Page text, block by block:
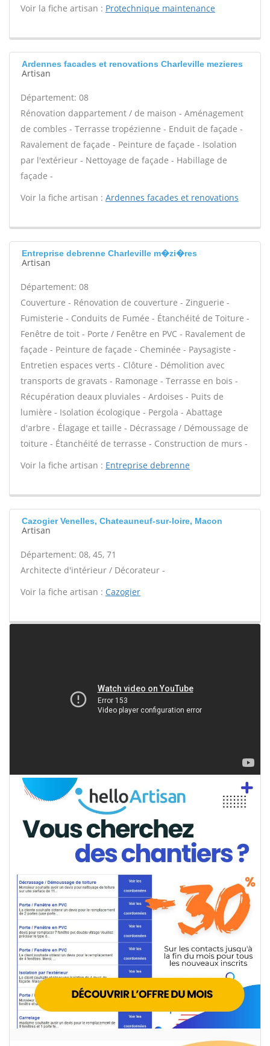
Voir la fiche artisan : Protechnique maintenance
Ardennes facades et renovations Charleville mezieres
Artisan
Département: 08
Rénovation dappartement / de maison - Aménagement
de combles - Terrasse tropézienne - Enduit de façade -
Ravalement de façade - Peinture de façade - Isolation
par l'extérieur - Nettoyage de façade - Habillage de
façade -
Voir la fiche artisan : Ardennes facades et renovations
Entreprise debrenne Charleville m�zi�res
Artisan
Département: 08
Couverture - Rénovation de couverture - Zinguerie -
Fumisterie - Conduits de Fumée - Étanchéité de Toiture -
Fenêtre de toit - Porte / Fenêtre en PVC - Ravalement de
façade - Peinture de façade - Cheminée - Paysagiste -
Entretien espaces verts - Clôture - Démolition avec
transports de gravats - Ramonage - Terrasse en bois -
Récupération deaux pluviales - Ardoises - Puits de
lumière - Isolation écologique - Pergola - Abattage
d'arbre - Élagage et taille - Décrassage / Démoussage de
toiture - Étanchéité de terrasse - Construction de murs -
Voir la fiche artisan : Entreprise debrenne
Cazogier Venelles, Chateauneuf-sur-loire, Macon
Artisan
Département: 08, 45, 71
Architecte d'intérieur / Décorateur -
Voir la fiche artisan : Cazogier